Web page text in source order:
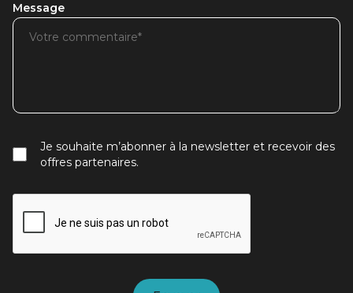
Message
Je souhaite m’abonner à la newsletter et recevoir des
offres partenaires.